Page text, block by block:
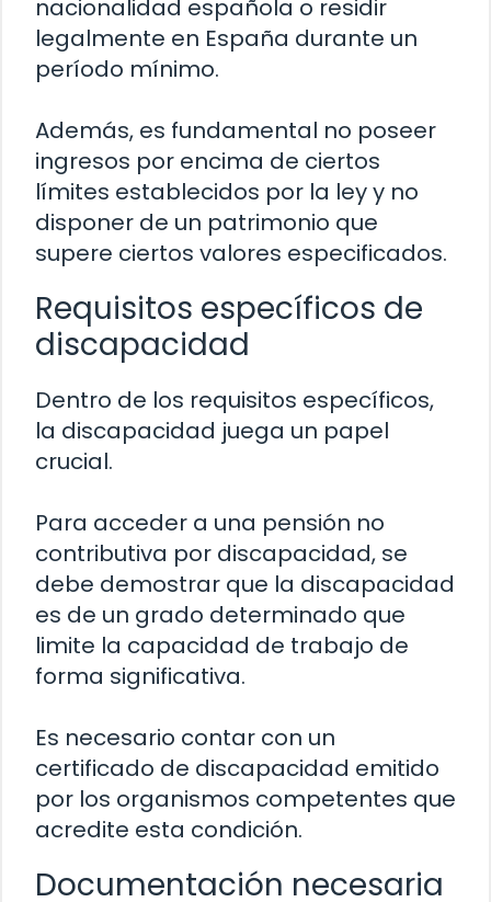
nacionalidad española o residir
legalmente en España durante un
período mínimo.
Además, es fundamental no poseer
ingresos por encima de ciertos
límites establecidos por la ley y no
disponer de un patrimonio que
supere ciertos valores especificados.
Requisitos específicos de
discapacidad
Dentro de los requisitos específicos,
la discapacidad juega un papel
crucial.
Para acceder a una pensión no
contributiva por discapacidad, se
debe demostrar que la discapacidad
es de un grado determinado que
limite la capacidad de trabajo de
forma significativa.
Es necesario contar con un
certificado de discapacidad emitido
por los organismos competentes que
acredite esta condición.
Documentación necesaria